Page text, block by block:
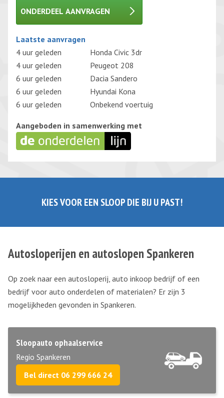
ONDERDEEL AANVRAGEN
Gelieve dit veld leeg te laten.
Laatste aanvragen
4 uur geleden
Honda Civic 3dr
4 uur geleden
Peugeot 208
6 uur geleden
Dacia Sandero
6 uur geleden
Hyundai Kona
6 uur geleden
Onbekend voertuig
Aangeboden in samenwerking met
KIES VOOR EEN SLOOP DIE BIJ U PAST!
Autosloperijen en autoslopen Spankeren
Op zoek naar een autosloperij, auto inkoop bedrijf of een
bedrijf voor auto onderdelen of materialen? Er zijn 3
mogelijkheden gevonden in Spankeren.
Sloopauto ophaalservice
Regio Spankeren
Bel direct 06 299 666 24